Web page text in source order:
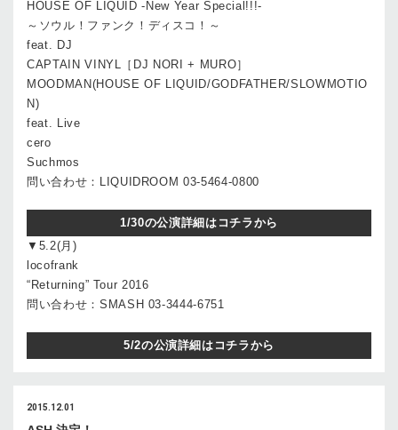
HOUSE OF LIQUID -New Year Special!!!-
～ソウル！ファンク！ディスコ！～
feat. DJ
CAPTAIN VINYL［DJ NORI + MURO］
MOODMAN(HOUSE OF LIQUID/GODFATHER/SLOWMOTIO
N)
feat. Live
cero
Suchmos
問い合わせ：LIQUIDROOM 03-5464-0800
1/30の公演詳細はコチラから
▼5.2(月)
locofrank
“Returning” Tour 2016
問い合わせ：SMASH 03-3444-6751
5/2の公演詳細はコチラから
2015.12.01